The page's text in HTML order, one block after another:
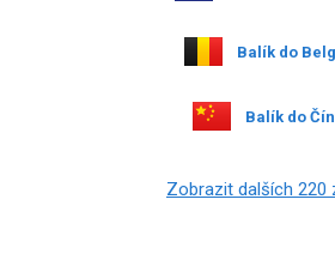
Balík do
Balík do
Zobrazit dalších 220